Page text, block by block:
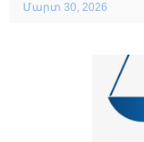
Մարտ 30, 2026